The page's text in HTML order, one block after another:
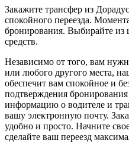
Закажите трансфер из
спокойного переезда.
бронирования. Выбирайте из
средств.
Независимо от того, вам
или любого другого места,
обеспечит вам спокойное и
подтверждения
информацию о водителе и
вашу электронную почту.
удобно и просто. Начните
сделайте ваш переезд